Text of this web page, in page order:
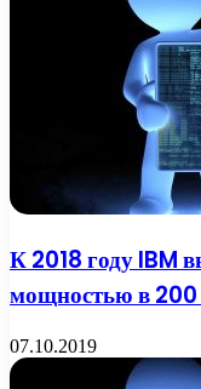
К 2018 году IBM
мощностью в 200
07.10.2019